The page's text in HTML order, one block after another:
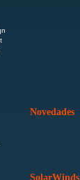
Novedades
SolarWinds